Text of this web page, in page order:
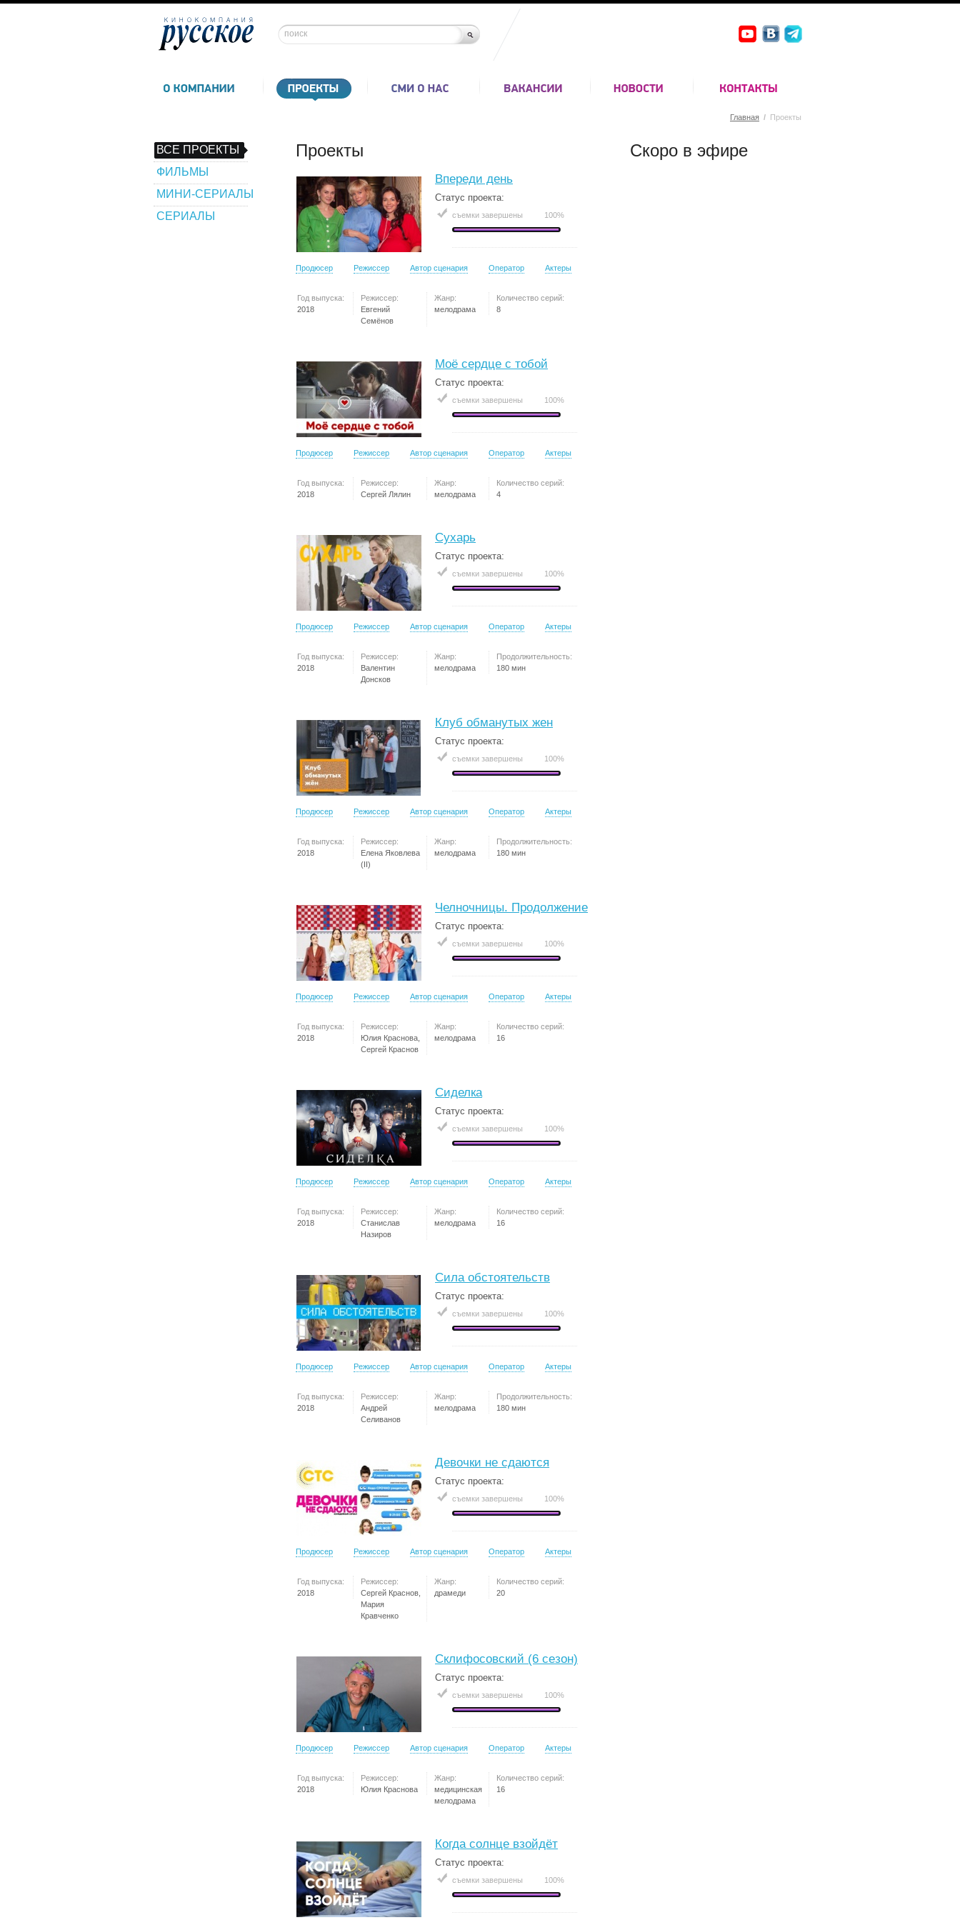
Главная / Проекты
ВСЕ ПРОЕКТЫ
ФИЛЬМЫ
МИНИ-СЕРИАЛЫ
СЕРИАЛЫ
Проекты
Впереди день
Статус проекта:
съемки завершены 100%
Продюсер Режиссер Автор сценария Оператор Актеры
Год выпуска:
2018
Режиссер:
Евгений
Семёнов
Жанр:
мелодрама
Количество серий:
8
Моё сердце с тобой
Статус проекта:
съемки завершены 100%
Продюсер Режиссер Автор сценария Оператор Актеры
Год выпуска:
2018
Режиссер:
Сергей Лялин
Жанр:
мелодрама
Количество серий:
4
Сухарь
Статус проекта:
съемки завершены 100%
Продюсер Режиссер Автор сценария Оператор Актеры
Год выпуска:
2018
Режиссер:
Валентин
Донсков
Жанр:
мелодрама
Продолжительность:
180 мин
Клуб обманутых жен
Статус проекта:
съемки завершены 100%
Продюсер Режиссер Автор сценария Оператор Актеры
Год выпуска:
2018
Режиссер:
Елена Яковлева
(II)
Жанр:
мелодрама
Продолжительность:
180 мин
Челночницы. Продолжение
Статус проекта:
съемки завершены 100%
Продюсер Режиссер Автор сценария Оператор Актеры
Год выпуска:
2018
Режиссер:
Юлия Краснова,
Сергей Краснов
Жанр:
мелодрама
Количество серий:
16
Сиделка
Статус проекта:
съемки завершены 100%
Продюсер Режиссер Автор сценария Оператор Актеры
Год выпуска:
2018
Режиссер:
Станислав
Назиров
Жанр:
мелодрама
Количество серий:
16
Сила обстоятельств
Статус проекта:
съемки завершены 100%
Продюсер Режиссер Автор сценария Оператор Актеры
Год выпуска:
2018
Режиссер:
Андрей
Селиванов
Жанр:
мелодрама
Продолжительность:
180 мин
Девочки не сдаются
Статус проекта:
съемки завершены 100%
Продюсер Режиссер Автор сценария Оператор Актеры
Год выпуска:
2018
Режиссер:
Сергей Краснов,
Мария
Кравченко
Жанр:
драмеди
Количество серий:
20
Склифосовский (6 сезон)
Статус проекта:
съемки завершены 100%
Продюсер Режиссер Автор сценария Оператор Актеры
Год выпуска:
2018
Режиссер:
Юлия Краснова
Жанр:
медицинская
мелодрама
Количество серий:
16
Когда солнце взойдёт
Статус проекта:
съемки завершены 100%
Скоро в эфире